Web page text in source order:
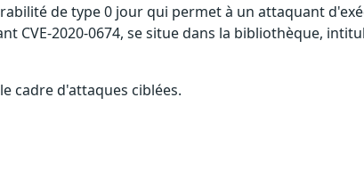
de type 0 jour qui permet à un attaquant
CVE-2020-0674, se situe dans la bibliothèque,
cadre d'attaques ciblées.